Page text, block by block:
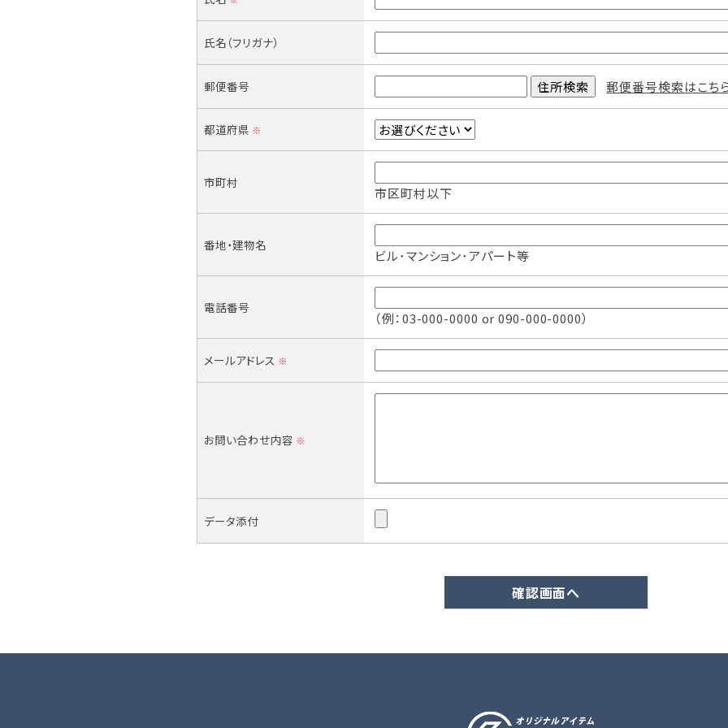
氏名（フリガナ）
郵便番号 郵便番号検索はこち
都道府県 ※
市町村
市区町村以下
番地・建物名
ビル･マンション･アパート等
電話番号
（例：03-000-0000 or 090-000-0000）
メールアドレス ※
お問い合わせ内容 ※
データ添付